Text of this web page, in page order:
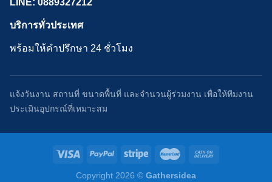
บริการทั่วประเทศ
พร้อมให้คำปรึกษา 24 ชั่วโมง
แจ้งวันงาน สถานที่ ขนาดพื้นที่ และจำนวนผู้ร่วมงาน เพื่อให้ทีมงาน
ประเมินอุปกรณ์ที่เหมาะสม
Copyright 2026 © Gathersidea